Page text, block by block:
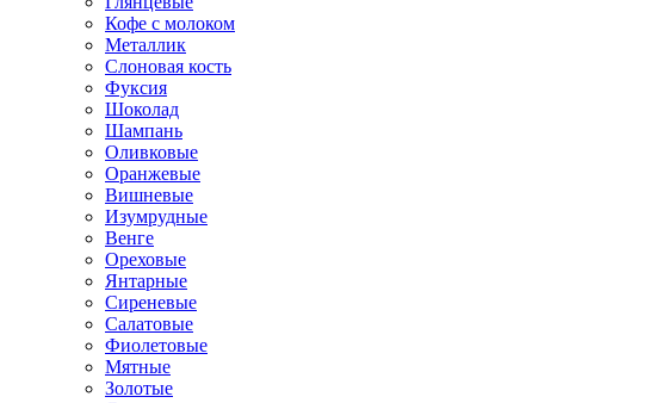
Кофе с молоком
Металлик
Слоновая кость
Фуксия
Шоколад
Шампань
Оливковые
Оранжевые
Вишневые
Изумрудные
Венге
Ореховые
Янтарные
Сиреневые
Салатовые
Фиолетовые
Мятные
Золотые